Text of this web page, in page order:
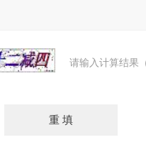
请输入计算结果